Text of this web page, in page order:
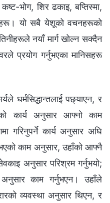
भोग, शिर ढकाइ, बप्तिस्मा,
यो सबै येशूको वचनहरूको
नयाँ मार्ग खोल्‍न सक्दैन
प्रयोग गर्नुभएका मानिसहरू
धर्मसिद्धान्तलाई पछ्याएन, र
कार्य अनुसार आफ्‍नो काम
गरिनुपर्ने कार्य अनुसार अघि
काम अनुसार, उहाँको आफ्‍नै
अनुसार परिश्रम गर्नुभयो;
काम गर्नुभएन। उहाँले
व्यवस्था अनुसार थिएन, र